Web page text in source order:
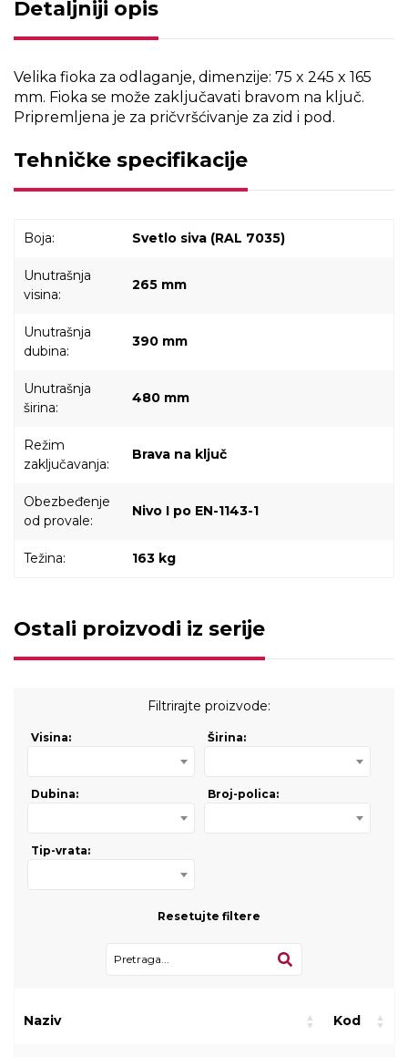
Detaljniji opis
Velika fioka za odlaganje, dimenzije: 75 x 245 x 165
mm. Fioka se može zaključavati bravom na ključ.
Pripremljena je za pričvršćivanje za zid i pod.
Tehničke specifikacije
Boja: Svetlo siva (RAL 7035)
Unutrašnja
visina:
265 mm
Unutrašnja
dubina:
390 mm
Unutrašnja
širina:
480 mm
Režim
zaključavanja:
Brava na ključ
Obezbeđenje
od provale:
Nivo I po EN-1143-1
Težina: 163 kg
Ostali proizvodi iz serije
Filtrirajte proizvode:
Visina: Širina:
Dubina: Broj-polica:
Tip-vrata:
Resetujte filtere
Naziv Kod